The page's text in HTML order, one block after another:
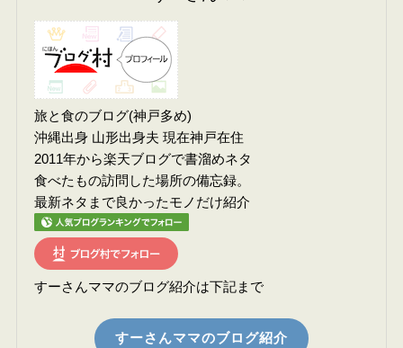
旅と食のブログ(神戸多め)
沖縄出身 山形出身夫 現在神戸在住
2011年から楽天ブログで書溜めネタ
食べたもの訪問した場所の備忘録。
最新ネタまで良かったモノだけ紹介
すーさんママのブログ紹介は下記まで
すーさんママのブログ紹介